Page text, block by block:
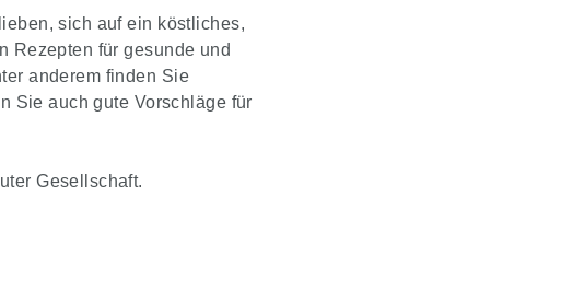
sich auf ein köstliches,
Rezepten für gesunde und
anderem finden Sie
Sie auch gute Vorschläge für
Gesellschaft.